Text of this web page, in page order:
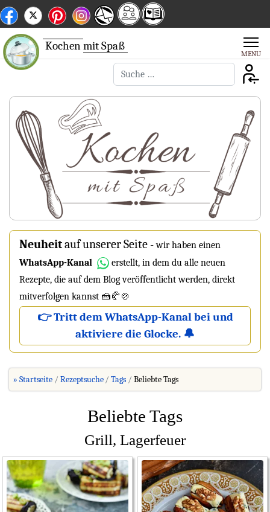
Kochenmit Spaß
Suchen
Neuheitauf unserer Seite -wir haben einen
WhatsApp-Kanal
erstellt, in dem du alle neuen
Rezepte, die auf dem Blog veröffentlicht werden, direkt
mitverfolgen kannst 🍰🥐🍲
👉 Tritt dem WhatsApp-Kanal bei und
aktiviere die Glocke. 🔔
» Startseite Rezeptsuche Tags Beliebte Tags
Beliebte Tags
Grill, Lagerfeuer